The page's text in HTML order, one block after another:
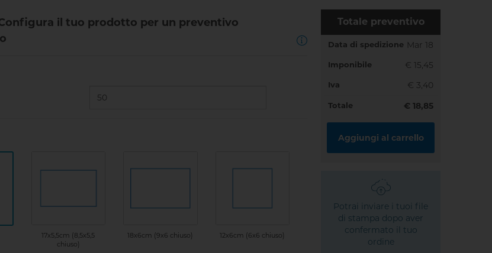
il tuo prodotto per un preventivo
17x5,5cm (8,5x5,5
chiuso)
18x6cm (9x6 chiuso) 12x6cm (6x6 chiuso)
Totale preventivo
Data di spedizione Mar 18
Imponibile € 15,45
Iva € 3,40
Totale € 18,85
Aggiungi al carrello
Potrai inviare i tuoi file
di stampa dopo aver
confermato il tuo
ordine